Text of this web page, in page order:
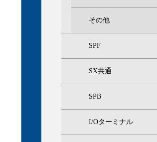
その他
SPF
SX共通
SPB
I/Oターミナル